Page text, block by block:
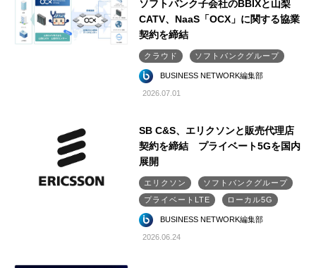
ソフトバンク子会社のBBIXと山梨
CATV、NaaS「OCX」に関する協業
契約を締結
クラウド ソフトバンクグループ
BUSINESS NETWORK編集部
2026.07.01
SB C&S、エリクソンと販売代理店
契約を締結 プライベート5Gを国内
展開
エリクソン
ソフトバンクグループ
プライベートLTE
ローカル5G
BUSINESS NETWORK編集部
2026.06.24